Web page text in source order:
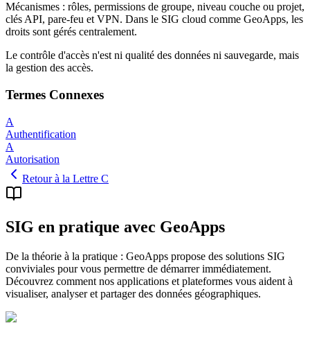
Mécanismes : rôles, permissions de groupe, niveau couche ou projet,
clés API, pare-feu et VPN. Dans le SIG cloud comme GeoApps, les
droits sont gérés centralement.
Le contrôle d'accès n'est ni qualité des données ni sauvegarde, mais
la gestion des accès.
Termes Connexes
A
Authentification
A
Autorisation
Retour à la Lettre C
SIG en pratique avec GeoApps
De la théorie à la pratique : GeoApps propose des solutions SIG
conviviales pour vous permettre de démarrer immédiatement.
Découvrez comment nos applications et plateformes vous aident à
visualiser, analyser et partager des données géographiques.